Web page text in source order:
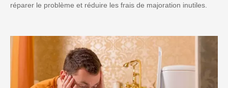
réparer le problème et réduire les frais de majoration inutiles.